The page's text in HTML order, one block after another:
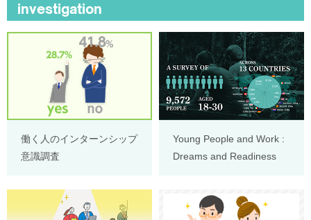
investigation
働く人のインターンシップ
意識調査
Young People and Work :
Dreams and Readiness